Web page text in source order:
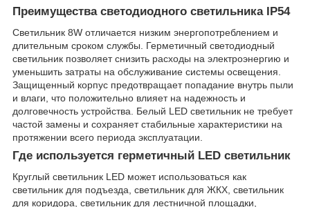
Преимущества светодиодного светильника IP54
Светильник 8W отличается низким энергопотреблением и
длительным сроком службы. Герметичный светодиодный
светильник позволяет снизить расходы на электроэнергию и
уменьшить затраты на обслуживание системы освещения.
Защищенный корпус предотвращает попадание внутрь пыли
и влаги, что положительно влияет на надежность и
долговечность устройства. Белый LED светильник не требует
частой замены и сохраняет стабильные характеристики на
протяжении всего периода эксплуатации.
Где используется герметичный LED светильник
Круглый светильник LED может использоваться как
светильник для подъезда, светильник для ЖКХ, светильник
для коридора, светильник для лестничной площадки,